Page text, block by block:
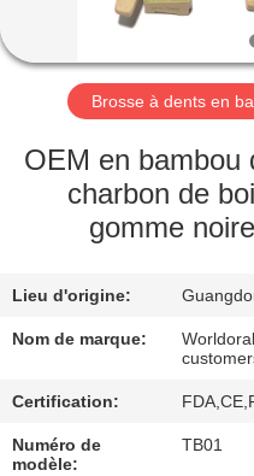
AU
SUJET
NOUS
VISITE
CONTRÔLE
Brosse à dents en
OEM en bambou
charbon de
gomme
Lieu d'origine:
Nom de marque:
Certification:
Numéro de
modèle:
TB01